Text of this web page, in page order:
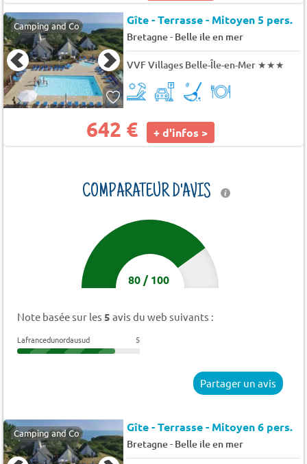
Camping and Co Gîte - Terrasse - Mitoyen 5 pers.
Bretagne- Belle ile en mer
VVF Villages Belle-Île-en-Mer ★★★
642 € + d'infos >
COMPARATEUR D'AVIS
80/100
Note basée sur les 5 avis du web suivants :
Lafrancedunordausud 5
Partager un avis
Camping and Co Gîte - Terrasse - Mitoyen 6 pers.
Bretagne- Belle ile en mer